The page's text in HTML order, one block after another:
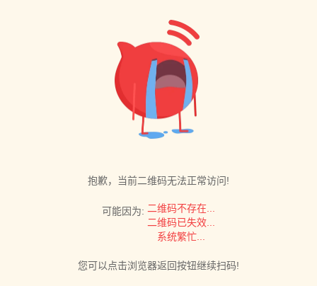
抱歉，当前二维码无法正常访问!
可能因为: 二维码不存在...
二维码已失效...
系统繁忙...
您可以点击浏览器返回按钮继续扫码!